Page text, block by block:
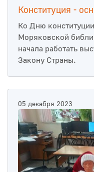
Конституция -
Ко Дню
Моряковской
начала работать
Закону Страны.
05 декабря 2023